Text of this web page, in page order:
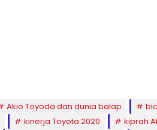
Akio Toyoda dan dunia balap
kinerja Toyota 2020
kiprah